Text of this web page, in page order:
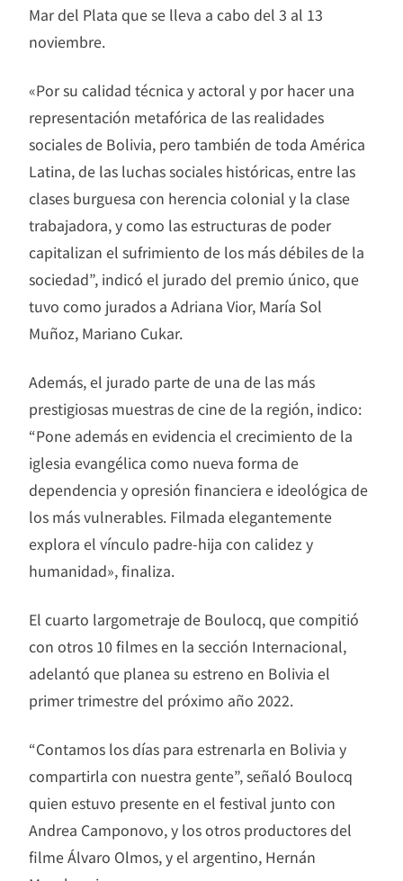
Mar del Plata que se lleva a cabo del 3 al 13
noviembre.
«Por su calidad técnica y actoral y por hacer una
representación metafórica de las realidades
sociales de Bolivia, pero también de toda América
Latina, de las luchas sociales históricas, entre las
clases burguesa con herencia colonial y la clase
trabajadora, y como las estructuras de poder
capitalizan el sufrimiento de los más débiles de la
sociedad”, indicó el jurado del premio único, que
tuvo como jurados a Adriana Vior, María Sol
Muñoz, Mariano Cukar.
Además, el jurado parte de una de las más
prestigiosas muestras de cine de la región, indico:
“Pone además en evidencia el crecimiento de la
iglesia evangélica como nueva forma de
dependencia y opresión financiera e ideológica de
los más vulnerables. Filmada elegantemente
explora el vínculo padre-hija con calidez y
humanidad», finaliza.
El cuarto largometraje de Boulocq, que compitió
con otros 10 filmes en la sección Internacional,
adelantó que planea su estreno en Bolivia el
primer trimestre del próximo año 2022.
“Contamos los días para estrenarla en Bolivia y
compartirla con nuestra gente”, señaló Boulocq
quien estuvo presente en el festival junto con
Andrea Camponovo, y los otros productores del
filme Álvaro Olmos, y el argentino, Hernán